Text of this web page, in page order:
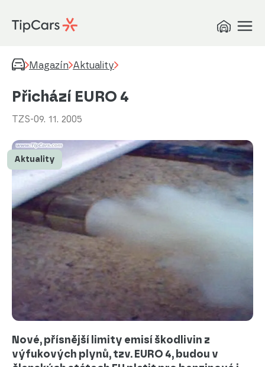
Magazín Aktuality
Přichází EURO 4
TZS-09. 11. 2005
Aktuality
Nové, přísnější limity emisí škodlivin z
výfukových plynů, tzv. EURO 4, budou v